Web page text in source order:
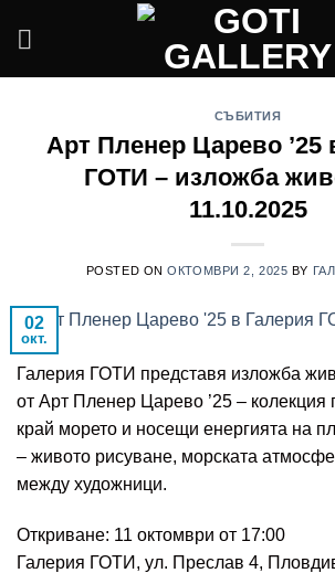
СЪБИТИЯ
Арт Пленер Царево ’25
ГОТИ – изложба
11.10.2025
POSTED ONОКТОМВРИ 2, 2025 BY
02
окт.
Галерия ГОТИ представя изложба
от Арт Пленер Царево ’25 – колекция
край морето и носещи енергията на
– живото рисуване, морската
между художници.
Откриване: 11 октомври от 17:00
Галерия ГОТИ, ул. Преслав 4,